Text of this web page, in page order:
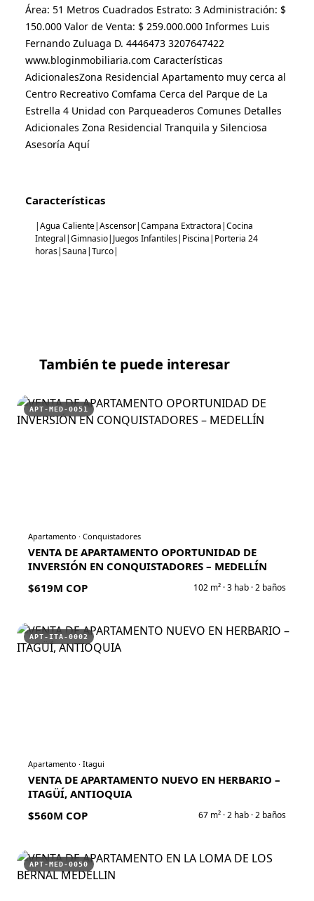
Área: 51 Metros Cuadrados Estrato: 3 Administración: $
150.000 Valor de Venta: $ 259.000.000 Informes Luis
Fernando Zuluaga D. 4446473 3207647422
www.bloginmobiliaria.com Características
AdicionalesZona Residencial Apartamento muy cerca al
Centro Recreativo Comfama Cerca del Parque de La
Estrella 4 Unidad con Parqueaderos Comunes Detalles
Adicionales Zona Residencial Tranquila y Silenciosa
Asesoría Aquí
Características
|Agua Caliente|Ascensor|Campana Extractora|Cocina
Integral|Gimnasio|Juegos Infantiles|Piscina|Porteria 24
horas|Sauna|Turco|
También te puede interesar
APT-MED-0051
Apartamento · Conquistadores
VENTA DE APARTAMENTO OPORTUNIDAD DE
INVERSIÓN EN CONQUISTADORES – MEDELLÍN
$619M COP
102 m² ·3 hab ·2 baños
APT-ITA-0002
Apartamento · Itagui
VENTA DE APARTAMENTO NUEVO EN HERBARIO –
ITAGÜÍ, ANTIOQUIA
$560M COP
67 m² ·2 hab ·2 baños
APT-MED-0050